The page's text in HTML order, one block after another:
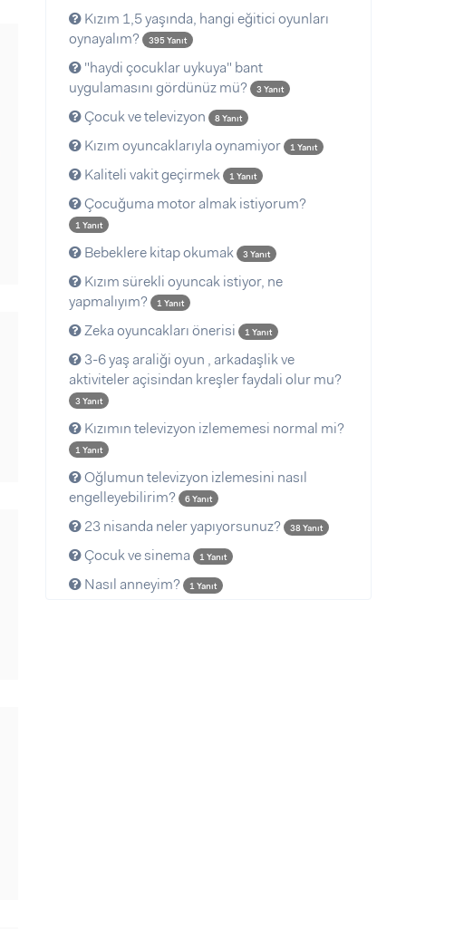
Kızım 1,5 yaşında, hangi eğitici oyunları
oynayalım?
395 Yanıt
"haydi çocuklar uykuya" bant
uygulamasını gördünüz mü?
3 Yanıt
Çocuk ve televizyon 8 Yanıt
Kızım oyuncaklarıyla oynamiyor 1 Yanıt
Kaliteli vakit geçirmek 1 Yanıt
Çocuğuma motor almak istiyorum?
1 Yanıt
Bebeklere kitap okumak 3 Yanıt
Kızım sürekli oyuncak istiyor, ne
yapmalıyım?
1 Yanıt
Zeka oyuncakları önerisi 1 Yanıt
3-6 yaş araliği oyun , arkadaşlik ve
aktiviteler açisindan kreşler faydali olur mu?
3 Yanıt
Kızımın televizyon izlememesi normal mi?
1 Yanıt
Oğlumun televizyon izlemesini nasıl
engelleyebilirim?
6 Yanıt
23 nisanda neler yapıyorsunuz? 38 Yanıt
Çocuk ve sinema 1 Yanıt
Nasıl anneyim? 1 Yanıt